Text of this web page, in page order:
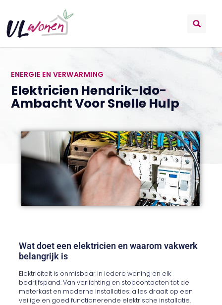
ENERGIE EN VERWARMING
Elektricien Hendrik-Ido-
Ambacht Voor Snelle Hulp
Wat doet een elektricien en waarom vakwerk
belangrijk is
Elektriciteit is onmisbaar in iedere woning en elk
bedrijfspand. Van verlichting en stopcontacten tot de
meterkast en moderne installaties: alles draait op een
veilige en goed functionerende elektrische installatie.